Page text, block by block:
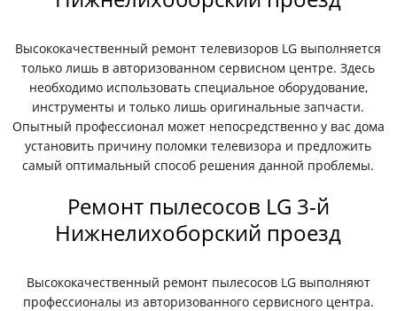
Высококачественный ремонт телевизоров LG выполняется
только лишь в авторизованном сервисном центре. Здесь
необходимо использовать специальное оборудование,
инструменты и только лишь оригинальные запчасти.
Опытный профессионал может непосредственно у вас дома
установить причину поломки телевизора и предложить
самый оптимальный способ решения данной проблемы.
Ремонт пылесосов LG 3-й
Нижнелихоборский проезд
Высококачественный ремонт пылесосов LG выполняют
профессионалы из авторизованного сервисного центра.